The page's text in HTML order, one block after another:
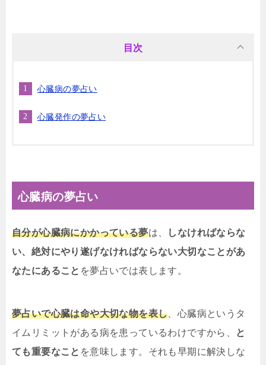
目次
心臓病の夢占い
心臓発作の夢占い
心臓病の夢占い
自分が心臓病にかかっている夢は、
しなければならな
い、絶対にやり遂げなければならない大切なことがあ
なたにあること を夢占いでは表します。
夢占いで心臓は命や大切な物を表し 、心臓病というタ
イムリミットがある病を患っているわけですから、
と
ても重要なこと を意味します。それも早期に解決しな